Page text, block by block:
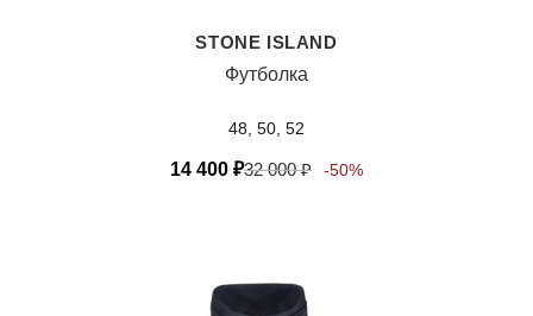
STONE ISLAND
Футболка
48, 50, 52
14 400 ₽32 000₽ -50%